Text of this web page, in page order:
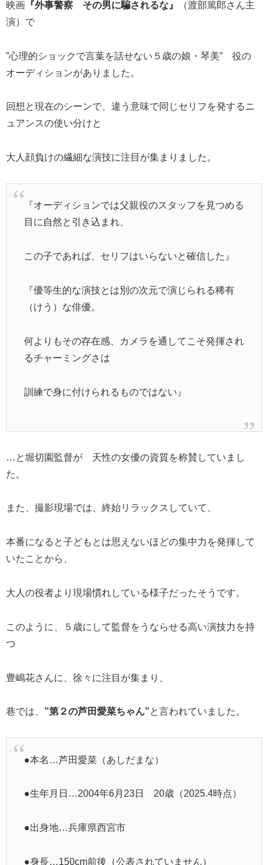
映画 『外事警察 その男に騙されるな』
（渡部篤郎さん主
演）で
”心理的ショックで言葉を話せない５歳の娘・琴美” 役の
オーディションがありました。
回想と現在のシーンで、違う意味で同じセリフを発するニ
ュアンスの使い分けと
大人顔負けの繊細な演技に注目が集まりました。
『オーディションでは父親役のスタッフを見つめる
目に自然と引き込まれ、
この子であれば、セリフはいらないと確信した』
『優等生的な演技とは別の次元で演じられる稀有
（けう）な俳優。
何よりもその存在感、カメラを通してこそ発揮され
るチャーミングさは
訓練で身に付けられるものではない』
…と堀切園監督が 天性の女優の資質を称賛していまし
た。
また、撮影現場では、終始リラックスしていて、
本番になると子どもとは思えないほどの集中力を発揮して
いたことから、
大人の役者より現場慣れしている様子だったそうです。
このように、５歳にして監督をうならせる高い演技力を持
つ
豊嶋花さんに、徐々に注目が集まり、
巷では、 ”第２の芦田愛菜ちゃん”と言われていました。
●本名…芦田愛菜（あしだまな）
●生年月日…2004年6月23日 20歳（2025.4時点）
●出身地…兵庫県西宮市
●身長…150cm前後（公表されていません）